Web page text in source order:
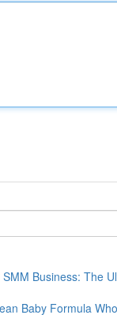
SMM Business: The
Baby Formula